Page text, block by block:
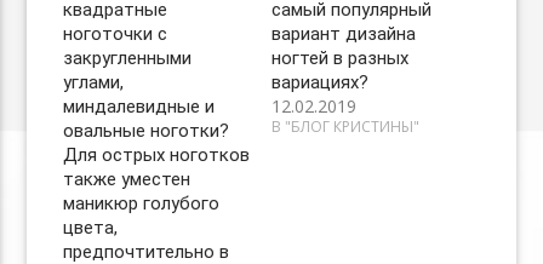
квадратные
ноготочки с
закругленными
углами,
миндалевидные и
овальные ноготки?
Для острых ноготков
также уместен
маникюр голубого
цвета,
предпочтительно в
самый популярный
вариант дизайна
ногтей в разных
вариациях? ⠀
12.02.2019
В "БЛОГ КРИСТИНЫ"